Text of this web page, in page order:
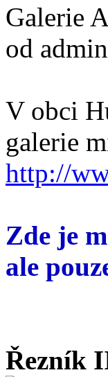
Galerie
od
V obci
galerie
http://
Zde je
ale
Řezník